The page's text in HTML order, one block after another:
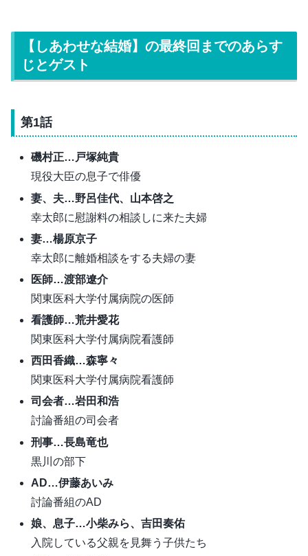
【しあわせな結婚】の最終回までのあらす
じとゲスト
第1話
磯村正…戸塚純貴
現役大臣の息子で俳優
妻、夫…野呂佳代、山本啓之
幸太郎に慰謝料の相談しに来た夫婦
妻…楊原京子
幸太郎に離婚相談をする夫婦の妻
医師…渡部遼介
関東医科大学付属病院の医師
看護師…荒井愛花
関東医科大学付属病院看護師
西田香織…森寧々
関東医科大学付属病院看護師
司会者…岩田和浩
討論番組の司会者
刑事…長島竜也
黒川の部下
AD…伊藤あいみ
討論番組のAD
娘、息子…小柴みら、吉田奏佑
入院している父親を見舞う子供たち